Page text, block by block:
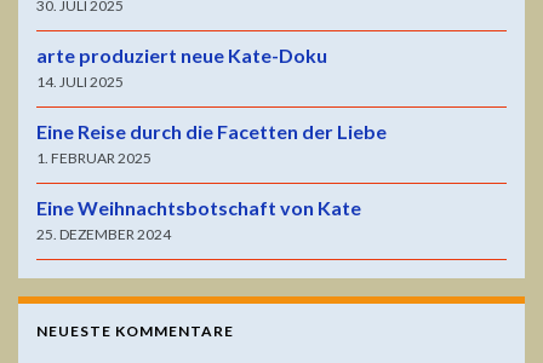
30. JULI 2025
arte produziert neue Kate-Doku
14. JULI 2025
Eine Reise durch die Facetten der Liebe
1. FEBRUAR 2025
Eine Weihnachtsbotschaft von Kate
25. DEZEMBER 2024
NEUESTE KOMMENTARE